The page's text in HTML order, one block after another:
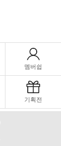
멤버쉽
기획전